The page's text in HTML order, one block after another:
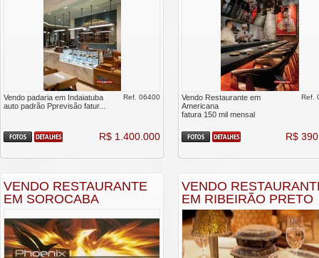
Vendo padaria em Indaiatuba
auto padrão Pprevisão fatur...
Ref. 06400
R$ 1.400.000
Vendo Restaurante em
Americana
fatura 150 mil mensal
Ref.
R$
VENDO RESTAURANTE
EM SOROCABA
VENDO
EM RIBEIRÃO PRETO